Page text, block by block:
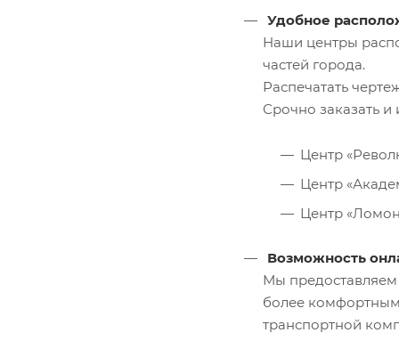
Удобное
Наши центры
частей города.
Распечатать
Срочно заказать
Центр
Центр
Центр
Возможность
Мы предоставляем
более
транспортной